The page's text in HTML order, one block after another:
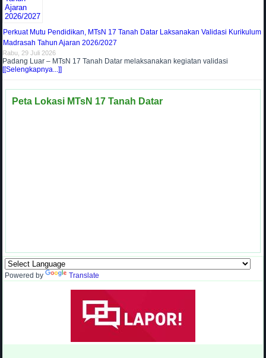
Perkuat Mutu Pendidikan, MTsN 17 Tanah Datar Laksanakan Validasi Kurikulum
Madrasah Tahun Ajaran 2026/2027
Rabu, 29 Juli 2026
Padang Luar – MTsN 17 Tanah Datar melaksanakan kegiatan validasi
[[Selengkapnya...]]
Peta Lokasi MTsN 17 Tanah Datar
Powered by Translate